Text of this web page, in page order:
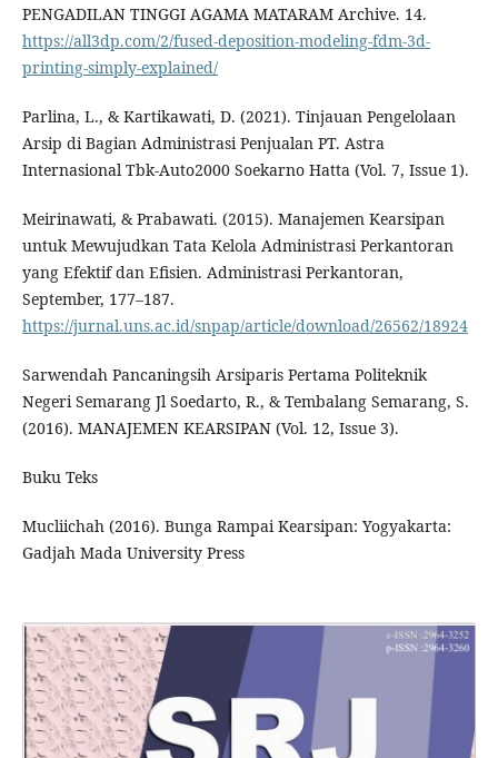
PENGADILAN TINGGI AGAMA MATARAM Archive. 14.
https://all3dp.com/2/fused-deposition-modeling-fdm-3d-
printing-simply-explained/
Parlina, L., & Kartikawati, D. (2021). Tinjauan Pengelolaan
Arsip di Bagian Administrasi Penjualan PT. Astra
Internasional Tbk-Auto2000 Soekarno Hatta (Vol. 7, Issue 1).
Meirinawati, & Prabawati. (2015). Manajemen Kearsipan
untuk Mewujudkan Tata Kelola Administrasi Perkantoran
yang Efektif dan Efisien. Administrasi Perkantoran,
September, 177–187.
https://jurnal.uns.ac.id/snpap/article/download/26562/18924
Sarwendah Pancaningsih Arsiparis Pertama Politeknik
Negeri Semarang Jl Soedarto, R., & Tembalang Semarang, S.
(2016). MANAJEMEN KEARSIPAN (Vol. 12, Issue 3).
Buku Teks
Mucliichah (2016). Bunga Rampai Kearsipan: Yogyakarta:
Gadjah Mada University Press